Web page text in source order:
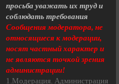
просьба уважать их труд и
соблюдать требования
Сообщения модератора, не
относящиеся к модерации,
носят частный характер и
не являются точкой зрения
администрации!
1.Модерация. Администрация